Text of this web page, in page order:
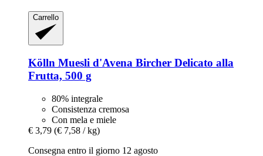
Carrello
Kölln Muesli d'Avena Bircher Delicato alla
Frutta, 500 g
80% integrale
Consistenza cremosa
Con mela e miele
€ 3,79 (€ 7,58 / kg)
Consegna entro il giorno 12 agosto